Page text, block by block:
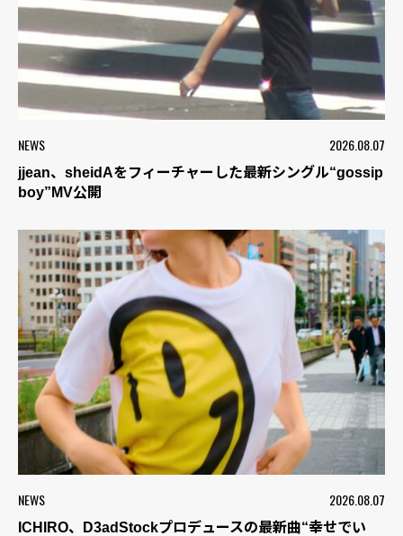
NEWS 2026.08.07
jjean、sheidAをフィーチャーした最新シングル“gossip
boy”MV公開
NEWS 2026.08.07
ICHIRO、D3adStockプロデュースの最新曲“幸せでい